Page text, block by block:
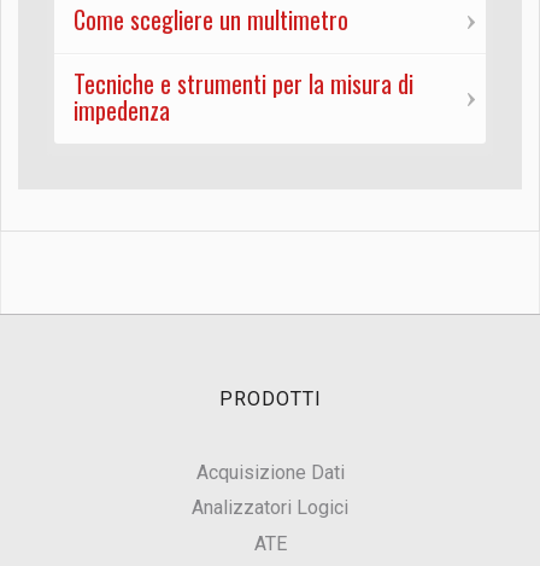
Come scegliere un multimetro
Tecniche e strumenti per la misura di
impedenza
PRODOTTI
Acquisizione Dati
Analizzatori Logici
ATE